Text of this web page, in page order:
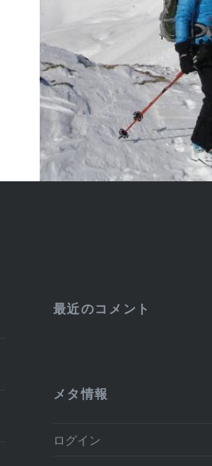
最近のコメント
メタ情報
ログイン